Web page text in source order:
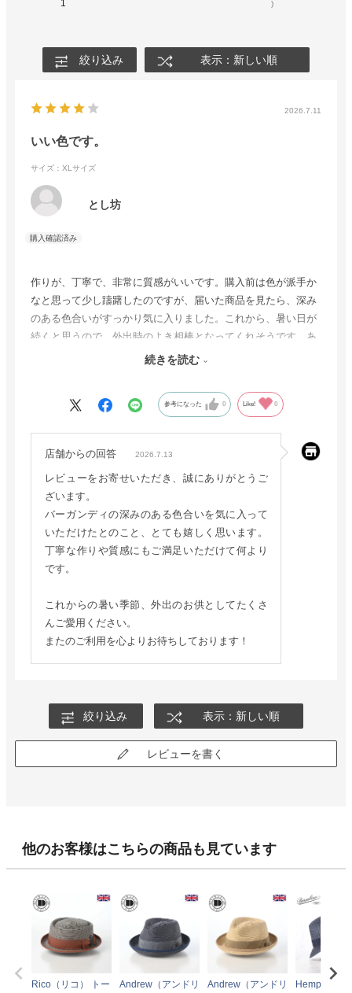
1 )
絞り込み 表示：新しい順
2026.7.11
いい色です。
サイズ：XLサイズ
とし坊
作りが、丁寧で、非常に質感がいいです。購入前は色が派手か
なと思って少し躊躇したのですが、届いた商品を見たら、深み
のある色合いがすっかり気に入りました。これから、暑い日が
続くと思うので、外出時のよき相棒となってくれそうです。あ
りがとうございました。これからも、是非素敵な商品を提供し
続きを読む
参考になった 0 Like! 0
店舗からの回答 2026.7.13
レビューをお寄せいただき、誠にありがとうご
ざいます。
バーガンディの深みのある色合いを気に入って
いただけたとのこと、とても嬉しく思います。
丁寧な作りや質感にもご満足いただけて何より
です。
これからの暑い季節、外出のお供としてたくさ
んご愛用ください。
またのご利用を心よりお待ちしております！
絞り込み 表示：新しい順
レビューを書く
他のお客様はこちらの商品も見ています
Rico（リコ） トー
Andrew（アンドリ
Andrew（アンドリ
Hemp Braid